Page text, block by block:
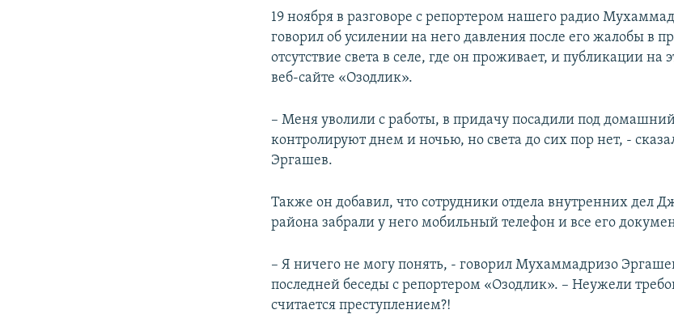
19 ноября в разговоре с репортером нашего радио
говорил об усилении на него давления после его жалобы в
отсутствие света в селе, где он проживает, и публикации на
веб-сайте «Озодлик».
– Меня уволили с работы, в придачу посадили под
контролируют днем и ночью, но света до сих пор нет, -
Эргашев.
Также он добавил, что сотрудники отдела внутренних дел
района забрали у него мобильный телефон и все его
– Я ничего не могу понять, - говорил Мухаммадризо
последней беседы с репортером «Озодлик». – Неужели
считается преступлением?!